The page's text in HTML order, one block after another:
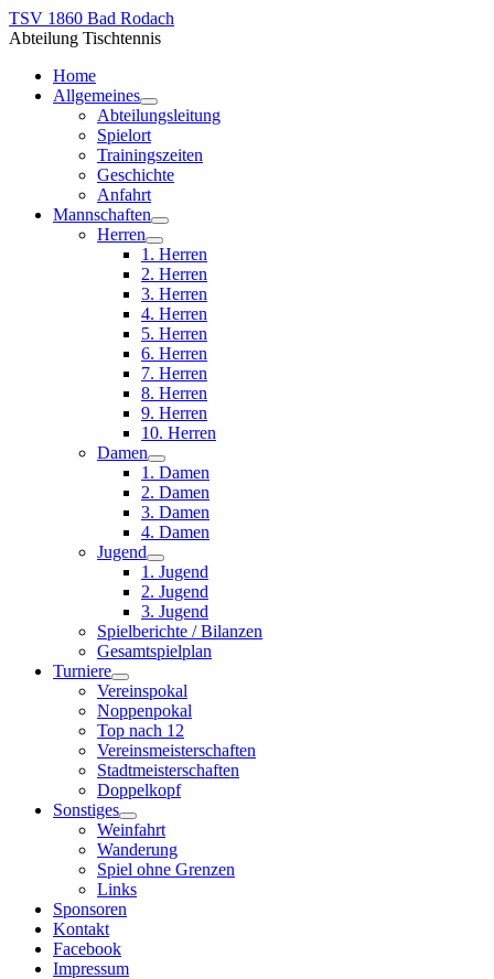
TSV 1860 Bad Rodach
Abteilung Tischtennis
Home
Allgemeines
Abteilungsleitung
Spielort
Trainingszeiten
Geschichte
Anfahrt
Mannschaften
Herren
1. Herren
2. Herren
3. Herren
4. Herren
5. Herren
6. Herren
7. Herren
8. Herren
9. Herren
10. Herren
Damen
1. Damen
2. Damen
3. Damen
4. Damen
Jugend
1. Jugend
2. Jugend
3. Jugend
Spielberichte / Bilanzen
Gesamtspielplan
Turniere
Vereinspokal
Noppenpokal
Top nach 12
Vereinsmeisterschaften
Stadtmeisterschaften
Doppelkopf
Sonstiges
Weinfahrt
Wanderung
Spiel ohne Grenzen
Links
Sponsoren
Kontakt
Facebook
Impressum